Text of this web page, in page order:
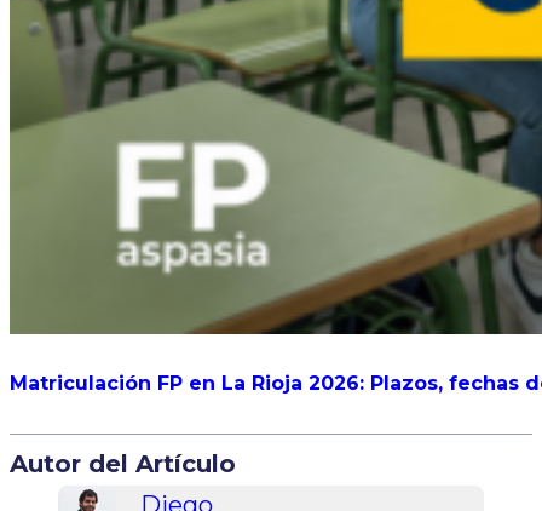
Matriculación FP en La Rioja 2026: Plazos,
Autor del Artículo